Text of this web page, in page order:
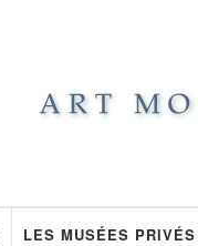
LES MUSÉES PRIVÉS